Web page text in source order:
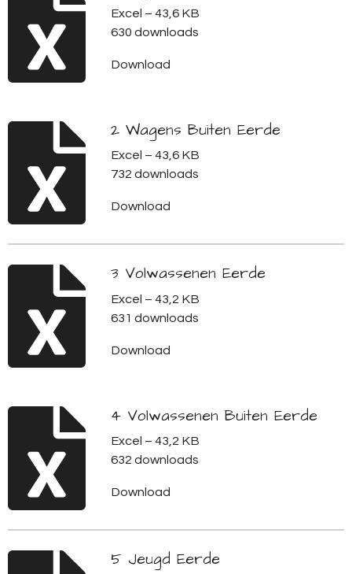
Excel – 43,6 KB
630 downloads
Download
2 Wagens Buiten Eerde
Excel – 43,6 KB
732 downloads
Download
3 Volwassenen Eerde
Excel – 43,2 KB
631 downloads
Download
4 Volwassenen Buiten Eerde
Excel – 43,2 KB
632 downloads
Download
5 Jeugd Eerde